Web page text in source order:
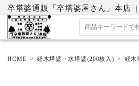
卒塔婆通販「卒塔婆屋さん」本店
HOME 経木塔婆・水塔婆(200枚入) 経木